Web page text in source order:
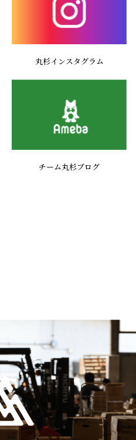
丸杉インスタグラム
チーム丸杉ブログ